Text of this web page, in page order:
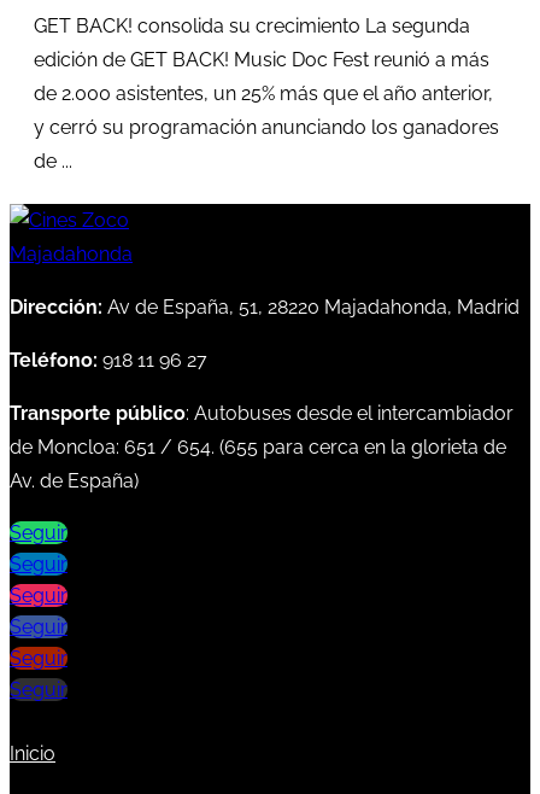
GET BACK! consolida su crecimiento La segunda
edición de GET BACK! Music Doc Fest reunió a más
de 2.000 asistentes, un 25% más que el año anterior,
y cerró su programación anunciando los ganadores
de ...
Dirección: Av de España, 51, 28220 Majadahonda, Madrid
Teléfono: 918 11 96 27
Transporte público: Autobuses desde el intercambiador
de Moncloa: 651 / 654. (655 para cerca en la glorieta de
Av. de España)
Seguir
Seguir
Seguir
Seguir
Seguir
Seguir
Inicio